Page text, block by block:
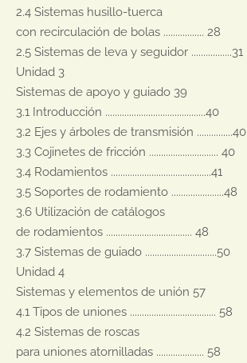
2.4 Sistemas husillo-tuerca
con recirculación de bolas ................. 28
2.5 Sistemas de leva y seguidor .................31
Unidad 3
Sistemas de apoyo y guiado 39
3.1 Introducción ..........................................40
3.2 Ejes y árboles de transmisión ...............40
3.3 Cojinetes de fricción ............................. 40
3.4 Rodamientos ..........................................41
3.5 Soportes de rodamiento ......................48
3.6 Utilización de catálogos
de rodamientos .................................... 48
3.7 Sistemas de guiado ..............................50
Unidad 4
Sistemas y elementos de unión 57
4.1 Tipos de uniones .................................... 58
4.2 Sistemas de roscas
para uniones atornilladas .................... 58